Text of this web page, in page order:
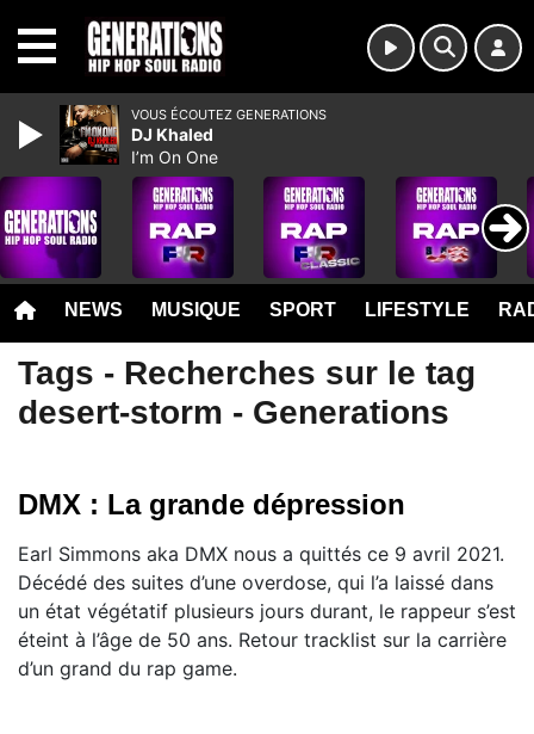
NEWS MUSIQUE SPORT LIFESTYLE
Tags - Recherches sur le tag
desert-storm - Generations
DMX : La grande dépression
Earl Simmons aka DMX nous a quittés ce 9 avril 2021.
Décédé des suites d’une overdose, qui l’a laissé dans
un état végétatif plusieurs jours durant, le rappeur s’est
éteint à l’âge de 50 ans. Retour tracklist sur la carrière
d’un grand du rap game.
VOUS ÉCOUTEZ GENERATIONS
DJ Khaled
I’m On One